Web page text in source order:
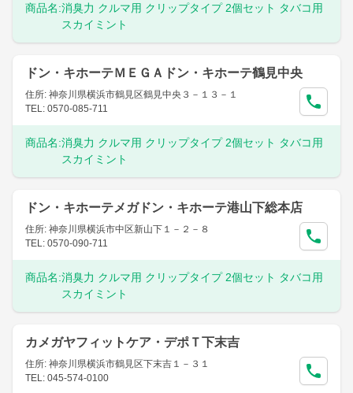
商品名:消臭力 クルマ用 クリップタイプ 2個セット タバコ用
スカイミント
ドン・キホーテＭＥＧＡドン・キホーテ鶴見中央
住所: 神奈川県横浜市鶴見区鶴見中央３－１３－１
TEL: 0570-085-711
商品名:消臭力 クルマ用 クリップタイプ 2個セット タバコ用
スカイミント
ドン・キホーテメガドン・キホーテ港山下総本店
住所: 神奈川県横浜市中区新山下１－２－８
TEL: 0570-090-711
商品名:消臭力 クルマ用 クリップタイプ 2個セット タバコ用
スカイミント
カメガヤフィットケア・デポＴ下末吉
住所: 神奈川県横浜市鶴見区下末吉１－３１
TEL: 045-574-0100